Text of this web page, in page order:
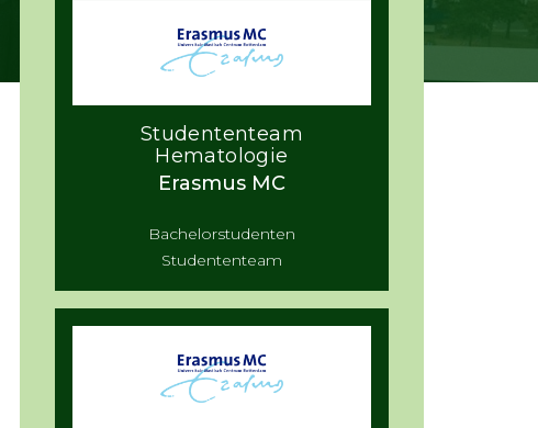
Studententeam
Hematologie
Erasmus MC
Bachelorstudenten
Studententeam